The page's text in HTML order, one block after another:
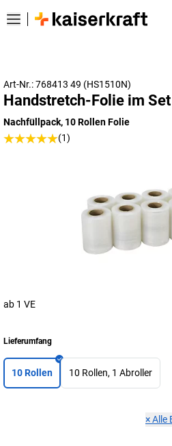
Art-Nr.: 768413 49 (HS1510N)
Handstretch-Folie im
Nachfüllpack, 10 Rollen Folie
(1)
ab 1 VE
Lieferumfang
10 Rollen 10 Rollen, 1 Abroller
×Alle